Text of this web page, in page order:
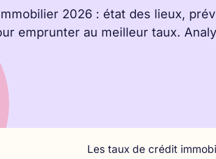
2026 : état des lieux,
emprunter au meilleur taux.
Les taux de crédit